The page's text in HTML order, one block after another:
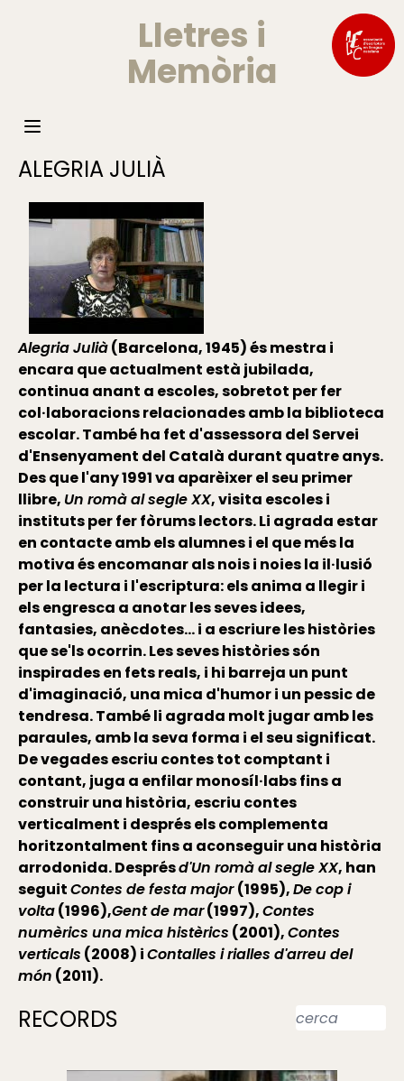
Lletres i
Memòria
ALEGRIA JULIÀ
Alegria Julià(Barcelona, 1945) és mestra i
encara que actualment està jubilada,
continua anant a escoles, sobretot per fer
col·laboracions relacionades amb la biblioteca
escolar. També ha fet d'assessora del Servei
d'Ensenyament del Català durant quatre anys.
Des que l'any 1991 va aparèixer el seu primer
llibre, Un romà al segle XX, visita escoles i
instituts per fer fòrums lectors. Li agrada estar
en contacte amb els alumnes i el que més la
motiva és encomanar als nois i noies la il·lusió
per la lectura i l'escriptura: els anima a llegir i
els engresca a anotar les seves idees,
fantasies, anècdotes… i a escriure les històries
que se'ls ocorrin. Les seves històries són
inspirades en fets reals, i hi barreja un punt
d'imaginació, una mica d'humor i un pessic de
tendresa. També li agrada molt jugar amb les
paraules, amb la seva forma i el seu significat.
De vegades escriu contes tot comptant i
contant, juga a enfilar monosíl·labs fins a
construir una història, escriu contes
verticalment i després els complementa
horitzontalment fins a aconseguir una història
arrodonida. Desprésd'Un romà al segle XX, han
seguitContes de festa major(1995),De cop i
volta(1996),Gent de mar(1997),Contes
numèrics una mica histèrics (2001),Contes
verticals (2008) iContalles i rialles d'arreu del
món (2011).
RECORDS